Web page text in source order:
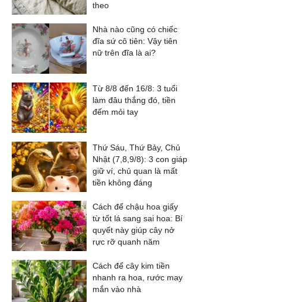
theo
Nhà nào cũng có chiếc
đĩa sứ cô tiên: Vậy tiên
nữ trên đĩa là ai?
Từ 8/8 đến 16/8: 3 tuổi
làm đâu thắng đó, tiền
đếm mỏi tay
Thứ Sáu, Thứ Bảy, Chủ
Nhật (7,8,9/8): 3 con giáp
giữ ví, chủ quan là mất
tiền không đáng
Cách để chậu hoa giấy
từ tốt lá sang sai hoa: Bí
quyết này giúp cây nở
rực rỡ quanh năm
Cách để cây kim tiền
nhanh ra hoa, rước may
mắn vào nhà